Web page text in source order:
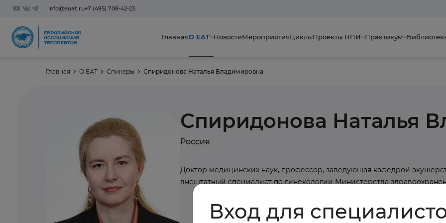
info@euat.ru+7 (495) 708-42-23
ГлавнаяО ЕАТ НовостиМероприятияЦиклыПроекты НПИ Практикум
Главная О ЕАТ Спикеры Спиридонова Наталья Владимировна
Спиридонова Наталья
Россия
Доктор медицинских наук, профессор, заведующая кафедрой
внештатный специалист по гинекологии Министерства
Вход для